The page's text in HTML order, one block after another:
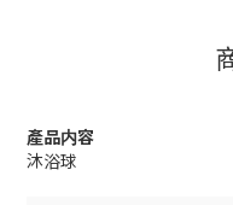
產品内容
沐浴球